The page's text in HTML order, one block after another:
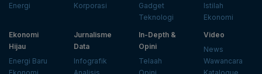
Energi
Korporasi
Gadget
Teknologi
Istilah
Ekonomi
Ekonomi
Hijau
Energi Baru
Jurnalisme
Data
Infografik
In-Depth &
Opini
Telaah
Video
News
Wawancara